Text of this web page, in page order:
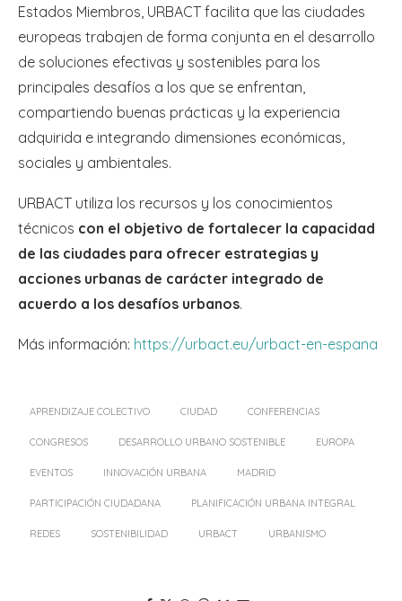
Estados Miembros, URBACT facilita que las ciudades
europeas trabajen de forma conjunta en el desarrollo
de soluciones efectivas y sostenibles para los
principales desafíos a los que se enfrentan,
compartiendo buenas prácticas y la experiencia
adquirida e integrando dimensiones económicas,
sociales y ambientales.
URBACT utiliza los recursos y los conocimientos
técnicos con el objetivo de fortalecer la capacidad
de las ciudades para ofrecer estrategias y
acciones urbanas de carácter integrado de
acuerdo a los desafíos urbanos.
Más información: https://urbact.eu/urbact-en-espana
APRENDIZAJE COLECTIVO CIUDAD CONFERENCIAS
CONGRESOS DESARROLLO URBANO SOSTENIBLE EUROPA
EVENTOS INNOVACIÓN URBANA MADRID
PARTICIPACIÓN CIUDADANA PLANIFICACIÓN URBANA INTEGRAL
REDES SOSTENIBILIDAD URBACT URBANISMO